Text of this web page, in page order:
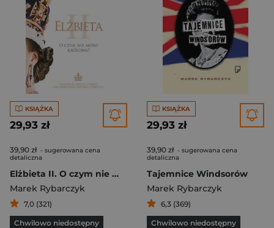
KSIĄŻKA
29,93 zł
39,90 zł - sugerowana cena
detaliczna
Elżbieta II. O czym nie mówi królowa?
Marek Rybarczyk
7,0 (321)
Chwilowo niedostępny
KSIĄŻKA
29,93 zł
39,90 zł - sugerowana cena
detaliczna
Tajemnice Windsorów
Marek Rybarczyk
6,3 (369)
Chwilowo niedostępny